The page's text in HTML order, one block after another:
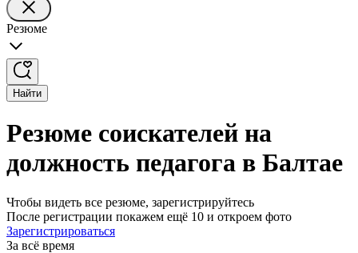
Резюме
Найти
Резюме соискателей на
должность педагога в Балтае
Чтобы видеть все резюме, зарегистрируйтесь
После регистрации покажем ещё 10 и откроем фото
Зарегистрироваться
За всё время